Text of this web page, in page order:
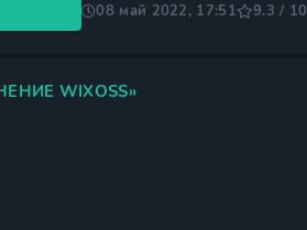
08 май 2022, 17:51 9.3 / 10
WIXOSS»